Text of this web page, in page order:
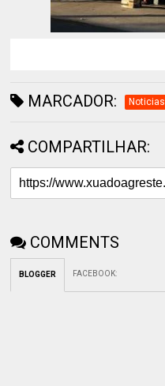
MARCADOR: Noticias
COMPARTILHAR:
COMMENTS
BLOGGER FACEBOOK: